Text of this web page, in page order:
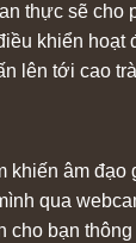
thực sẽ cho
khiển
lên tới cao
âm
qua
cho bạn